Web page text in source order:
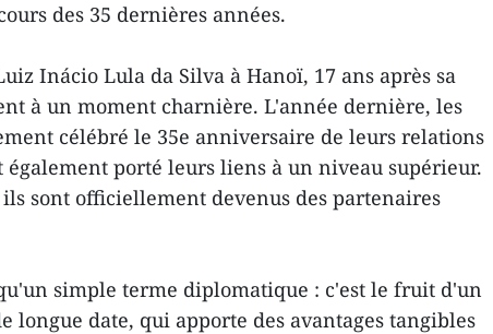
des 35 dernières années.
Inácio Lula da Silva à Hanoï, 17 ans après sa
à un moment charnière. L'année dernière, les
célébré le 35e anniversaire de leurs relations
porté leurs liens à un niveau supérieur.
sont officiellement devenus des partenaires
simple terme diplomatique : c'est le fruit d'un
longue date, qui apporte des avantages tangibles